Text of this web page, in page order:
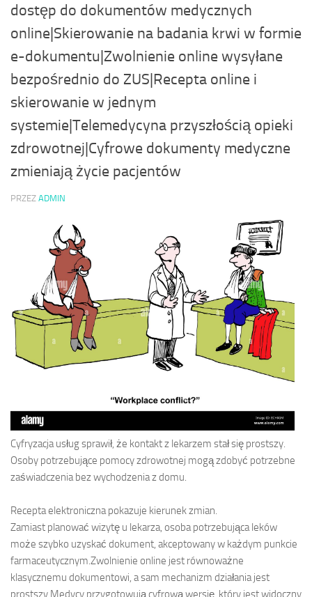
dostęp do dokumentów medycznych
online|Skierowanie na badania krwi w formie
e-dokumentu|Zwolnienie online wysyłane
bezpośrednio do ZUS|Recepta online i
skierowanie w jednym
systemie|Telemedycyna przyszłością opieki
zdrowotnej|Cyfrowe dokumenty medyczne
zmieniają życie pacjentów
PRZEZ ADMIN
Cyfryzacja usług sprawił, że kontakt z lekarzem stał się prostszy.
Osoby potrzebujące pomocy zdrowotnej mogą zdobyć potrzebne
zaświadczenia bez wychodzenia z domu.
Recepta elektroniczna pokazuje kierunek zmian.
Zamiast planować wizytę u lekarza, osoba potrzebująca leków
może szybko uzyskać dokument, akceptowany w każdym punkcie
farmaceutycznym.Zwolnienie online jest równoważne
klasycznemu dokumentowi, a sam mechanizm działania jest
prostszy Medycy przygotowują cyfrową wersję, który jest widoczny